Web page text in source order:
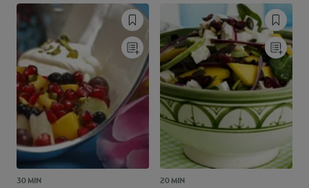
30 MIN 20 MIN